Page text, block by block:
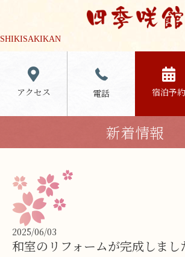
SHIKISAKIKAN
アクセス 電話 宿泊予約
新着情報
2025/06/03
和室のリフォームが完成しまし